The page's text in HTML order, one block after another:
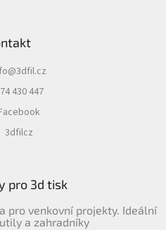
@3dfil.cz
430 447
3dfilcz
pro 3d tisk
pro venkovní projekty. Ideální
a zahradníky